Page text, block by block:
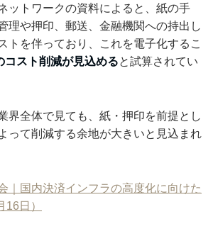
ットワークの資料によると、紙の手
理や押印、郵送、金融機関への持出し
トを伴っており、これを電子化するこ
コスト削減が見込めると試算されてい
界全体で見ても、紙・押印を前提とし
って削減する余地が大きいと見込まれ
｜国内決済インフラの高度化に向けた
日）